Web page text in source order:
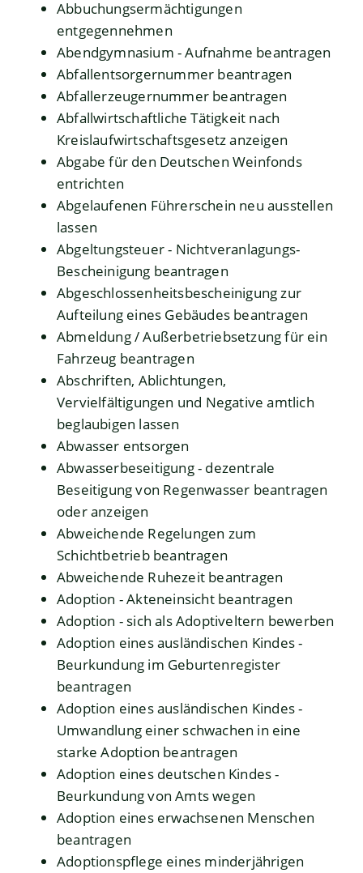
Abbuchungsermächtigungen
entgegennehmen
Abendgymnasium - Aufnahme beantragen
Abfallentsorgernummer beantragen
Abfallerzeugernummer beantragen
Abfallwirtschaftliche Tätigkeit nach
Kreislaufwirtschaftsgesetz anzeigen
Abgabe für den Deutschen Weinfonds
entrichten
Abgelaufenen Führerschein neu ausstellen
lassen
Abgeltungsteuer - Nichtveranlagungs-
Bescheinigung beantragen
Abgeschlossenheitsbescheinigung zur
Aufteilung eines Gebäudes beantragen
Abmeldung / Außerbetriebsetzung für ein
Fahrzeug beantragen
Abschriften, Ablichtungen,
Vervielfältigungen und Negative amtlich
beglaubigen lassen
Abwasser entsorgen
Abwasserbeseitigung - dezentrale
Beseitigung von Regenwasser beantragen
oder anzeigen
Abweichende Regelungen zum
Schichtbetrieb beantragen
Abweichende Ruhezeit beantragen
Adoption - Akteneinsicht beantragen
Adoption - sich als Adoptiveltern bewerben
Adoption eines ausländischen Kindes -
Beurkundung im Geburtenregister
beantragen
Adoption eines ausländischen Kindes -
Umwandlung einer schwachen in eine
starke Adoption beantragen
Adoption eines deutschen Kindes -
Beurkundung von Amts wegen
Adoption eines erwachsenen Menschen
beantragen
Adoptionspflege eines minderjährigen